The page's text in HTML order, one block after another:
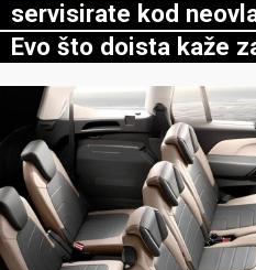
servisirate kod
Evo što doista kaže